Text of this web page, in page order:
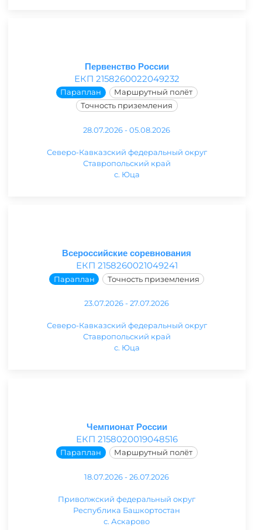
Первенство России
ЕКП 2158260022049232
Параплан
Маршрутный полёт
Точность приземления
28.07.2026 - 05.08.2026
Северо-Кавказский федеральный округ
Ставропольский край
с. Юца
Всероссийские соревнования
ЕКП 2158260021049241
Параплан Точность приземления
23.07.2026 - 27.07.2026
Северо-Кавказский федеральный округ
Ставропольский край
с. Юца
Чемпионат России
ЕКП 2158020019048516
Параплан Маршрутный полёт
18.07.2026 - 26.07.2026
Приволжский федеральный округ
Республика Башкортостан
с. Аскарово